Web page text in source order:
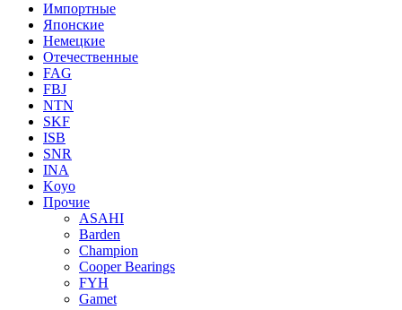
Импортные
Японские
Немецкие
Отечественные
FAG
FBJ
NTN
SKF
ISB
SNR
INA
Koyo
Прочие
ASAHI
Barden
Champion
Cooper Bearings
FYH
Gamet